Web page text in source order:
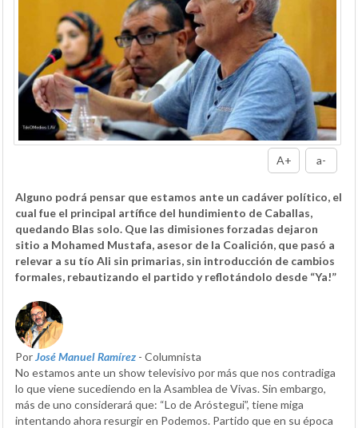
A+ a-
Alguno podrá pensar que estamos ante un cadáver político, el
cual fue el principal artífice del hundimiento de Caballas,
quedando Blas solo. Que las dimisiones forzadas dejaron
sitio a Mohamed Mustafa, asesor de la Coalición, que pasó a
relevar a su tío Ali sin primarias, sin introducción de cambios
formales, rebautizando el partido y reflotándolo desde “Ya!”
PorJosé Manuel Ramírez - Columnista
No estamos ante un show televisivo por más que nos contradiga
lo que viene sucediendo en la Asamblea de Vivas. Sin embargo,
más de uno considerará que: “Lo de Aróstegui”, tiene miga
intentando ahora resurgir en Podemos. Partido que en su época